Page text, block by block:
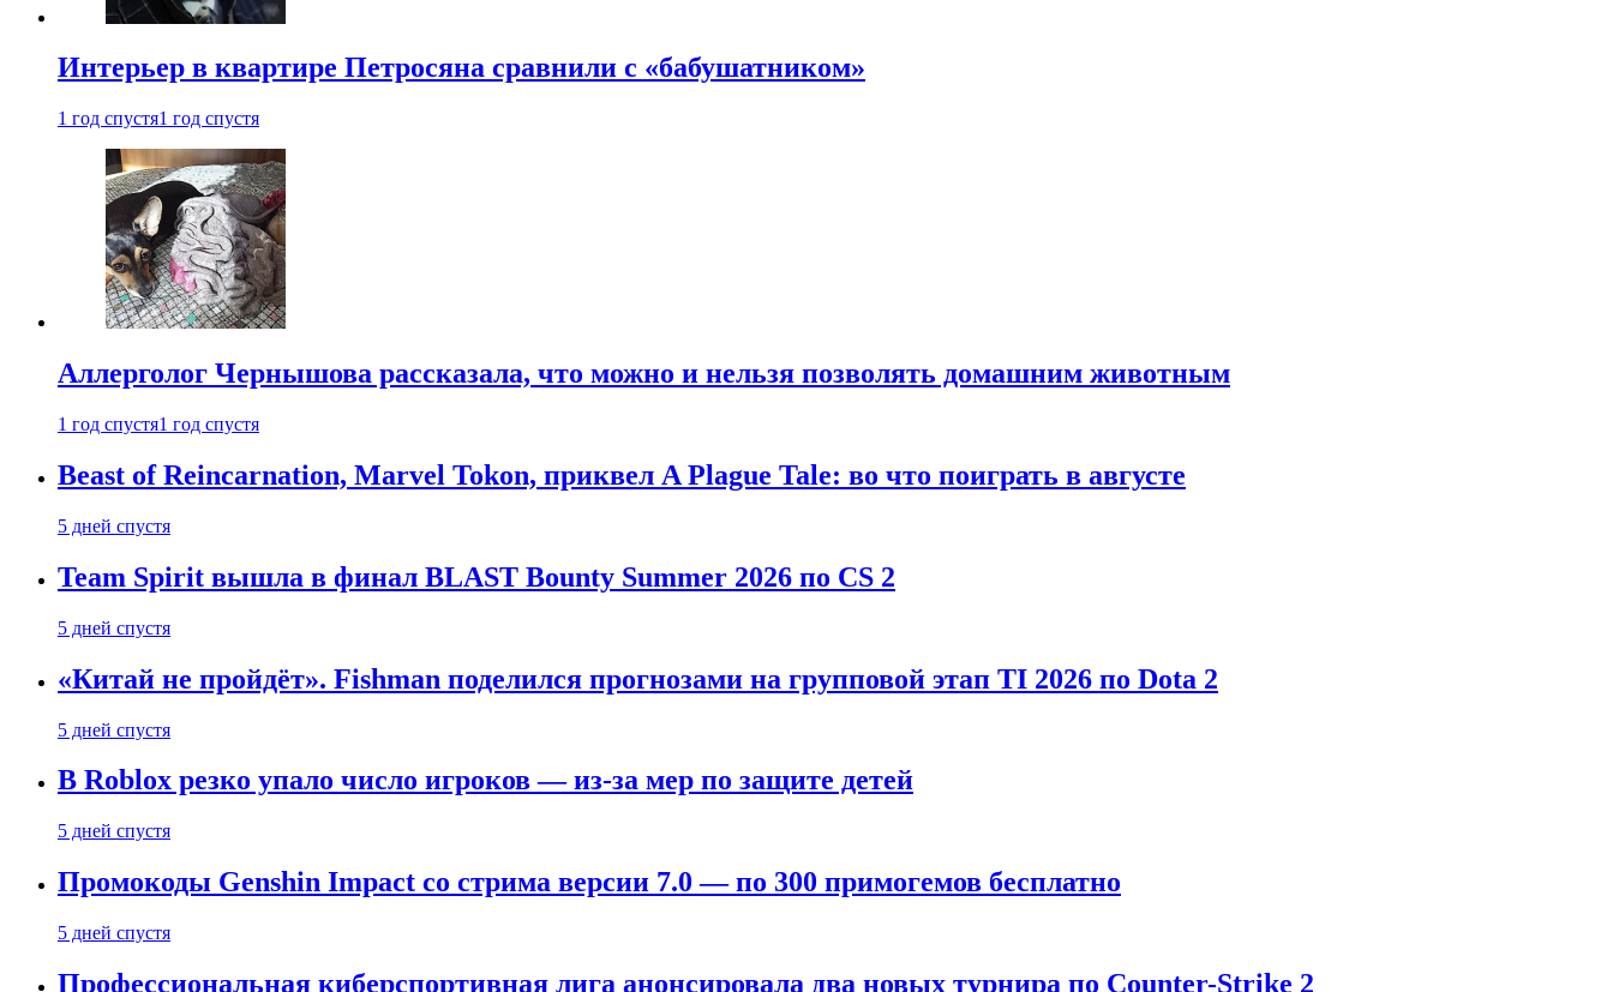
Интерьер в квартире Петросяна сравнили с «бабушатником»
1 год спустя1 год спустя
Аллерголог Чернышова рассказала, что можно и нельзя позволять домашним животным
1 год спустя1 год спустя
Beast of Reincarnation, Marvel Tokon, приквел A Plague Tale: во что поиграть в августе
5 дней спустя
Team Spirit вышла в финал BLAST Bounty Summer 2026 по CS 2
5 дней спустя
«Китай не пройдёт». Fishman поделился прогнозами на групповой этап TI 2026 по Dota 2
5 дней спустя
В Roblox резко упало число игроков — из-за мер по защите детей
5 дней спустя
Промокоды Genshin Impact со стрима версии 7.0 — по 300 примогемов бесплатно
5 дней спустя
Профессиональная киберспортивная лига анонсировала два новых турнира по Counter-Strike 2